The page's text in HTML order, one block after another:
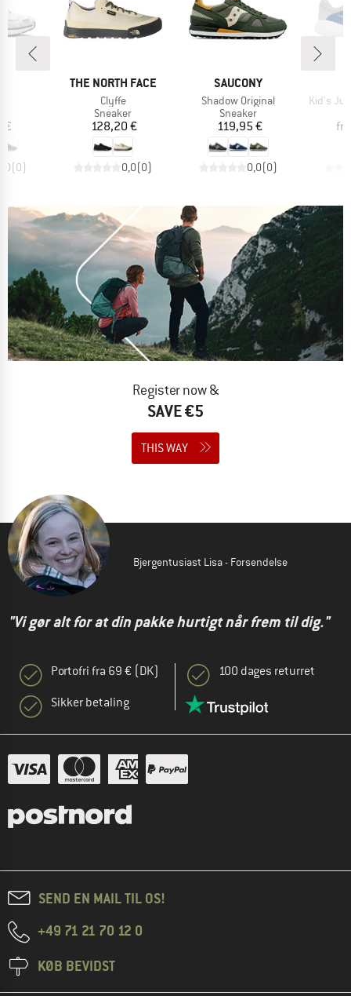
€
(0)
MÆRKE
THE NORTH FACE
Artikel
Clyffe
Produktgruppe
Sneaker
Pris
128,20 €
0,0(0)
MÆRKE
SAUCONY
Artikel
Shadow Original
Produktgruppe
Sneaker
Pris
119,95 €
0,0(0)
Artikel
Kid's
fra
Register now &
SAVE €5
THIS WAY
Bjergentusiast Lisa - Forsendelse
"Vi gør alt for at din pakke hurtigt når frem til dig."
Portofri fra 69 € (DK)
Sikker betaling
100 dages returret
SEND EN MAIL TIL OS!
+49 71 21 70 12 0
KØB BEVIDST